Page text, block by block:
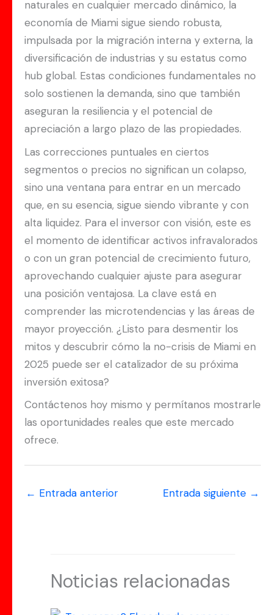
naturales en cualquier mercado dinámico, la
economía de Miami sigue siendo robusta,
impulsada por la migración interna y externa, la
diversificación de industrias y su estatus como
hub global. Estas condiciones fundamentales no
solo sostienen la demanda, sino que también
aseguran la resiliencia y el potencial de
apreciación a largo plazo de las propiedades.
Las correcciones puntuales en ciertos
segmentos o precios no significan un colapso,
sino una ventana para entrar en un mercado
que, en su esencia, sigue siendo vibrante y con
alta liquidez. Para el inversor con visión, este es
el momento de identificar activos infravalorados
o con un gran potencial de crecimiento futuro,
aprovechando cualquier ajuste para asegurar
una posición ventajosa. La clave está en
comprender las microtendencias y las áreas de
mayor proyección. ¿Listo para desmentir los
mitos y descubrir cómo la no-crisis de Miami en
2025 puede ser el catalizador de su próxima
inversión exitosa?
Contáctenos hoy mismo y permítanos mostrarle
las oportunidades reales que este mercado
ofrece.
← Entrada anterior Entrada siguiente →
Noticias relacionadas